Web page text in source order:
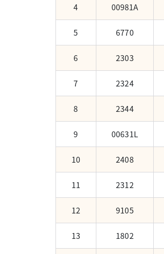
4 00981A
5 6770
6 2303
7 2324
8 2344
9 00631L
10 2408
11 2312
12 9105
13 1802